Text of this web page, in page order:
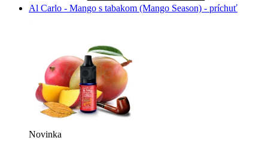
Al Carlo - Mango s tabakom (Mango Season) - príchuť
Novinka